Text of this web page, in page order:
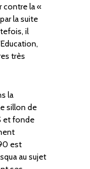
contre la «
la suite
il
très
la
sillon de
et fonde
est
au sujet